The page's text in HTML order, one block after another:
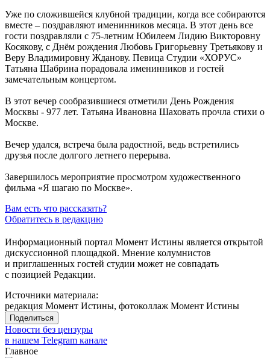
Уже по сложившейся клубной традиции, когда все собираются
вместе – поздравляют именинников месяца. В этот день все
гости поздравляли с 75-летним Юбилеем Лидию Викторовну
Косякову, с Днём рождения Любовь Григорьевну Третьякову и
Веру Владимировну Жданову. Певица Студии «ХОРУС»
Татьяна Шабрина порадовала именинников и гостей
замечательным концертом.
В этот вечер сообразившиеся отметили День Рождения
Москвы - 977 лет. Татьяна Ивановна Шаховать прочла стихи о
Москве.
Вечер удался, встреча была радостной, ведь встретились
друзья после долгого летнего перерыва.
Завершилось мероприятие просмотром художественного
фильма «Я шагаю по Москве».
Вам есть что рассказать?
Обратитесь в редакцию
Информационный портал Момент Истины является открытой
дискуссионной площадкой. Мнение колумнистов
и приглашенных гостей студии может не совпадать
с позицией Редакции.
Источники материала:
редакция Момент Истины, фотоколлаж Момент Истины
Поделиться
Новости без цензуры
в нашем Telegram канале
Главное